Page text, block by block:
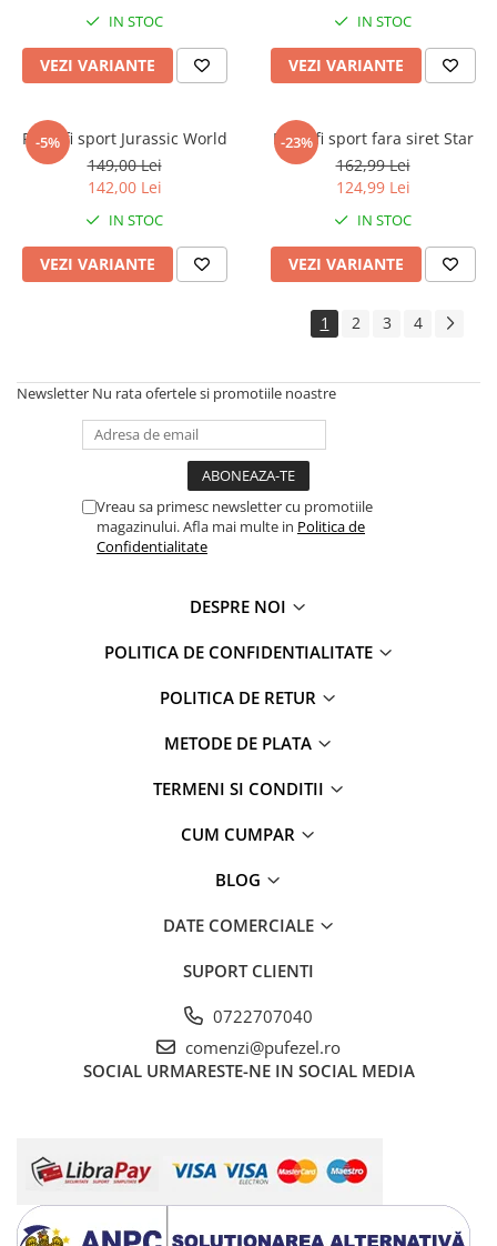
IN STOC
VEZI VARIANTE
IN STOC
VEZI VARIANTE
-5%
Pantofi sport Jurassic World
149,00 Lei
142,00 Lei
IN STOC
VEZI VARIANTE
-23%
Pantofi sport fara siret Star
162,99 Lei
124,99 Lei
IN STOC
VEZI VARIANTE
1 2 3 4
Newsletter Nu rata ofertele si promotiile noastre
Vreau sa primesc newsletter cu promotiile
magazinului. Afla mai multe in Politica de
Confidentialitate
DESPRE NOI
POLITICA DE CONFIDENTIALITATE
POLITICA DE RETUR
METODE DE PLATA
TERMENI SI CONDITII
CUM CUMPAR
BLOG
DATE COMERCIALE
SUPORT CLIENTI
0722707040
comenzi@pufezel.ro
SOCIAL URMARESTE-NE IN SOCIAL MEDIA